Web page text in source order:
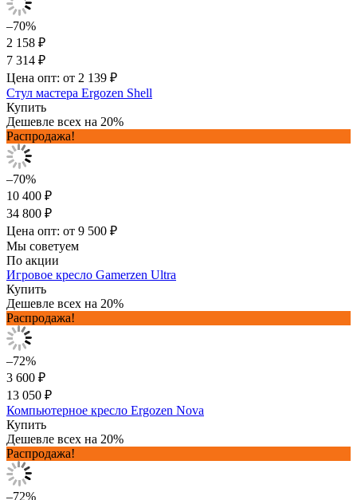
–70%
2 158 ₽
7 314 ₽
Цена опт: от 2 139 ₽
Стул мастера Ergozen Shell
Купить
Дешевле всех на 20%
Распродажа!
–70%
10 400 ₽
34 800 ₽
Цена опт: от 9 500 ₽
Мы советуем
По акции
Игровое кресло Gamerzen Ultra
Купить
Дешевле всех на 20%
Распродажа!
–72%
3 600 ₽
13 050 ₽
Компьютерное кресло Ergozen Nova
Купить
Дешевле всех на 20%
Распродажа!
–72%